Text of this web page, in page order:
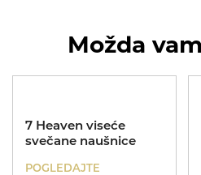
Možda
7 Heaven viseće
svečane naušnice
POGLEDAJTE